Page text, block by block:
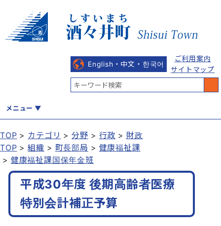
English・中文・한국어
ご利用案内
サイトマップ
メニュー
くらし 健康・福祉 教育・文化
行政 まちづくり
TOP カテゴリ 分野 行政
財政
TOP
組織 町長部局
健康福祉課
健康福祉課国保年金班
平成30年度 後期高齢者医療
特別会計補正予算